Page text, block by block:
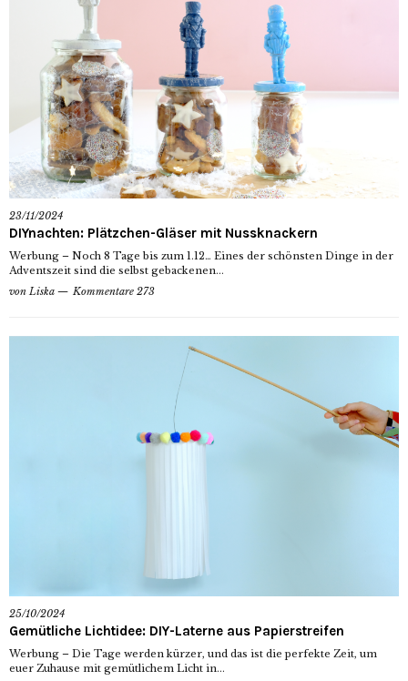
23/11/2024
DIYnachten: Plätzchen-Gläser mit Nussknackern
Werbung – Noch 8 Tage bis zum 1.12… Eines der schönsten Dinge in der
Adventszeit sind die selbst gebackenen...
von Liska Kommentare 273
25/10/2024
Gemütliche Lichtidee: DIY-Laterne aus Papierstreifen
Werbung – Die Tage werden kürzer, und das ist die perfekte Zeit, um
euer Zuhause mit gemütlichem Licht in...